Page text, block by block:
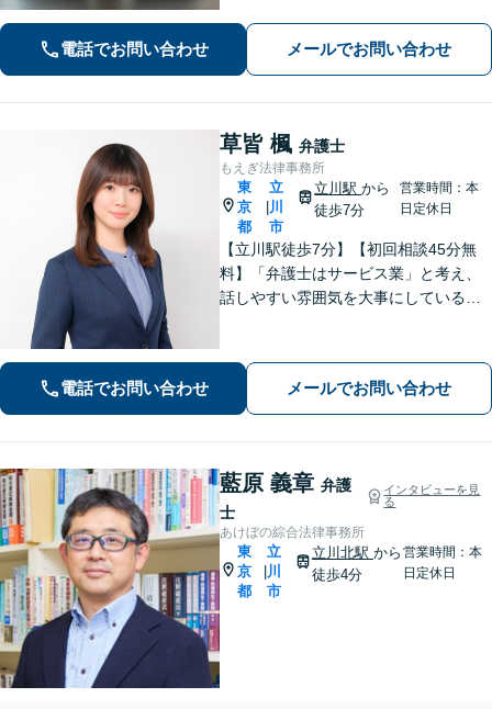
緒に考えます。安心してご相談くださ
い。【電話・オンライン相談対応】
電話でお問い合わせ メールでお問い合わせ
草皆 楓 弁護士
もえぎ法律事務所
東
京
都
立
川
市
立川駅から
徒歩7分
営業時間：本
日定休日
【立川駅徒歩7分】【初回相談45分無
料】「弁護士はサービス業」と考え、
話しやすい雰囲気を大事にしている事
を心がけています【離婚・男女問題／
相続・遺言／交通事故】
電話でお問い合わせ メールでお問い合わせ
藍原 義章 弁護
士
インタビューを見
る
あけぼの綜合法律事務所
東
京
都
立
川
市
立川北駅 から
徒歩4分
営業時間：本
日定休日